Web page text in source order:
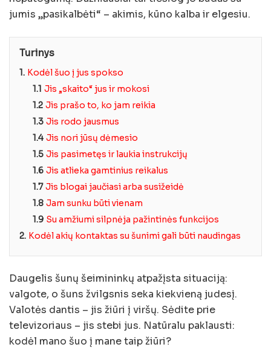
jumis „pasikalbėti“ – akimis, kūno kalba ir elgesiu.
Turinys
1. Kodėl šuo į jus spokso
1.1 Jis „skaito“ jus ir mokosi
1.2 Jis prašo to, ko jam reikia
1.3 Jis rodo jausmus
1.4 Jis nori jūsų dėmesio
1.5 Jis pasimetęs ir laukia instrukcijų
1.6 Jis atlieka gamtinius reikalus
1.7 Jis blogai jaučiasi arba susižeidė
1.8 Jam sunku būti vienam
1.9 Su amžiumi silpnėja pažintinės funkcijos
2. Kodėl akių kontaktas su šunimi gali būti naudingas
Daugelis šunų šeimininkų atpažįsta situaciją:
valgote, o šuns žvilgsnis seka kiekvieną judesį.
Valotės dantis – jis žiūri į viršų. Sėdite prie
televizoriaus – jis stebi jus. Natūralu paklausti:
kodėl mano šuo į mane taip žiūri?